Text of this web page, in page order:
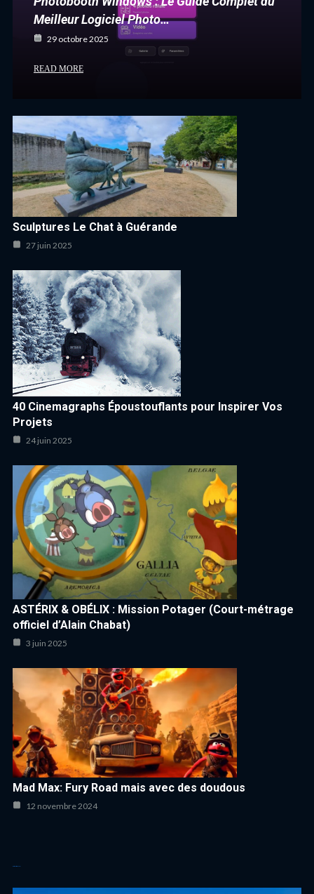
Meilleur Logiciel Photo…
29 octobre 2025
READ MORE
Sculptures Le Chat à Guérande
27 juin 2025
40 Cinemagraphs Époustouflants pour Inspirer Vos
Projets
24 juin 2025
ASTÉRIX & OBÉLIX : Mission Potager (Court-métrage
officiel d’Alain Chabat)
3 juin 2025
Mad Max: Fury Road mais avec des doudous
12 novembre 2024